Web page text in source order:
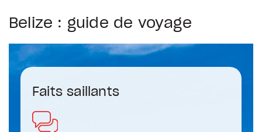
Belize : guide de voyage
Faits saillants